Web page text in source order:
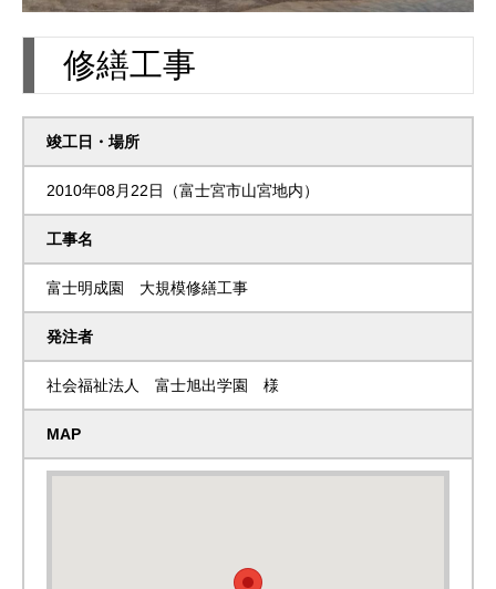
修繕工事
竣工日・場所
2010年08月22日（富士宮市山宮地内）
工事名
富士明成園 大規模修繕工事
発注者
社会福祉法人 富士旭出学園 様
MAP